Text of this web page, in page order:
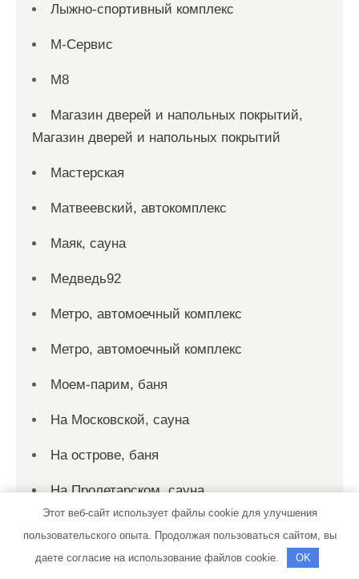
Лыжно-спортивный комплекс
М-Сервис
М8
Магазин дверей и напольных покрытий,
Магазин дверей и напольных покрытий
Мастерская
Матвеевский, автокомплекс
Маяк, сауна
Медведь92
Метро, автомоечный комплекс
Метро, автомоечный комплекс
Моем-парим, баня
На Московской, сауна
На острове, баня
На Пролетарском, сауна
Немо, сауна
Этот веб-сайт использует файлы cookie для улучшения
пользовательского опыта. Продолжая пользоваться сайтом, вы
даете согласие на использование файлов cookie.
OK